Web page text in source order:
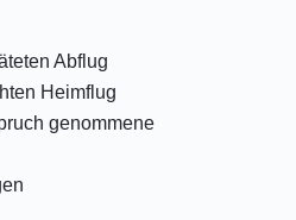
Abflug
Heimflug
genommene